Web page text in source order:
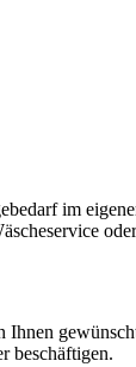
im
beschäftigen.